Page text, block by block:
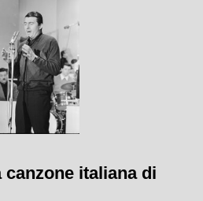
italiana di